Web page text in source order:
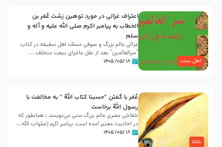
اهل سنت
اعتراف غزالی در مورد توهین زشت عُمَر بن
الخطاب به پیامبر اکرم صلی الله علیه و آله و
سلم
غزالی عالم بزرگ و صوفی مسلك اهل سقيفه در کتاب
“سرالعالمین” بعد از نقل ماجرای بیعت متخلف ...
۱۸ /۰۵/ ۱۴۰۵
خلفا
عُمَر با گفتن “حسبنا كتاب اللّه ” به مخالفت با
رسول اللّه برخاست
خفاجی مصری عالم بزرگ سنی می‌نویسد : همانطور که
در احادیث معتبر آمده است، پیامبر اکرم (صلوات اللّه...
۱۸ /۰۵/ ۱۴۰۵